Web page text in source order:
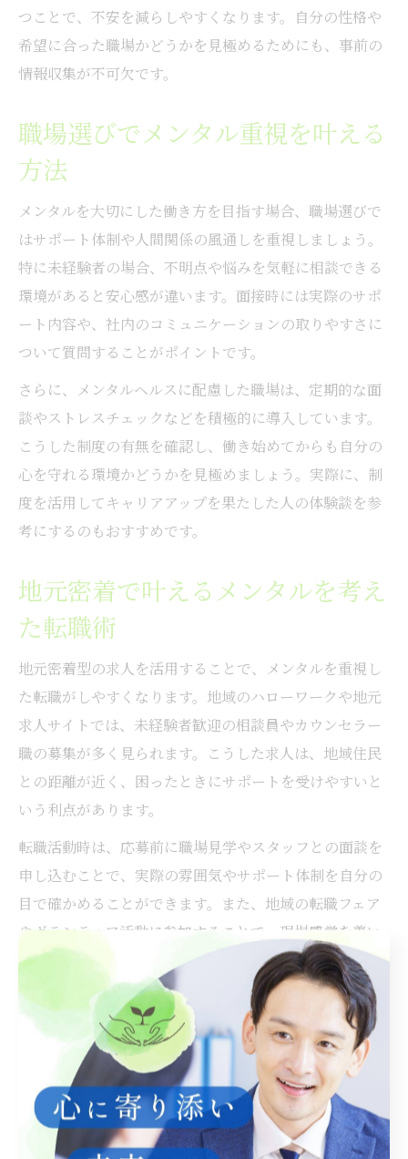
つことで、不安を減らしやすくなります。自分の性格や
希望に合った職場かどうかを見極めるためにも、事前の
情報収集が不可欠です。
職場選びでメンタル重視を叶える
方法
メンタルを大切にした働き方を目指す場合、職場選びで
はサポート体制や人間関係の風通しを重視しましょう。
特に未経験者の場合、不明点や悩みを気軽に相談できる
環境があると安心感が違います。面接時には実際のサポ
ート内容や、社内のコミュニケーションの取りやすさに
ついて質問することがポイントです。
さらに、メンタルヘルスに配慮した職場は、定期的な面
談やストレスチェックなどを積極的に導入しています。
こうした制度の有無を確認し、働き始めてからも自分の
心を守れる環境かどうかを見極めましょう。実際に、制
度を活用してキャリアアップを果たした人の体験談を参
考にするのもおすすめです。
地元密着で叶えるメンタルを考え
た転職術
地元密着型の求人を活用することで、メンタルを重視し
た転職がしやすくなります。地域のハローワークや地元
求人サイトでは、未経験者歓迎の相談員やカウンセラー
職の募集が多く見られます。こうした求人は、地域住民
との距離が近く、困ったときにサポートを受けやすいと
いう利点があります。
転職活動時は、応募前に職場見学やスタッフとの面談を
申し込むことで、実際の雰囲気やサポート体制を自分の
目で確かめることができます。また、地域の転職フェア
やボランティア活動に参加することで、現場感覚を養い
ながら自分に合う職場を探すのも有効な方法です。
メンタル安定のための企業サポー
ト活用法
メンタルの安定を保つためには、企業が用意するサポー
ト制度を積極的に活用することがカギとなります。たと
えば、定期的なカウンセリングやメンタルヘルス研修、